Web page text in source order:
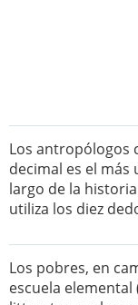
Los antropólogos
decimal es el
largo de la
utiliza los diez
Los pobres, en
escuela